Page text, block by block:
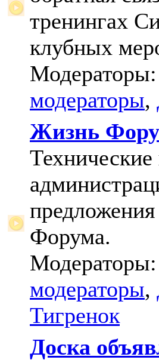
тренингах
клубных
Модераторы:
модераторы,
Жизнь
Форума.
Модераторы:
модераторы,
Тигренок
Доска